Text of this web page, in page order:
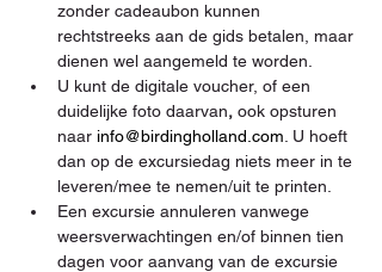
zonder cadeaubon kunnen
rechtstreeks aan de gids betalen, maar
dienen wel aangemeld te worden.
U kunt de digitale voucher, of een
duidelijke foto daarvan, ook opsturen
naar info@birdingholland.com . U hoeft
dan op de excursiedag niets meer in te
leveren/mee te nemen/uit te printen.
Een excursie annuleren vanwege
weersverwachtingen en/of binnen tien
dagen voor aanvang van de excursie